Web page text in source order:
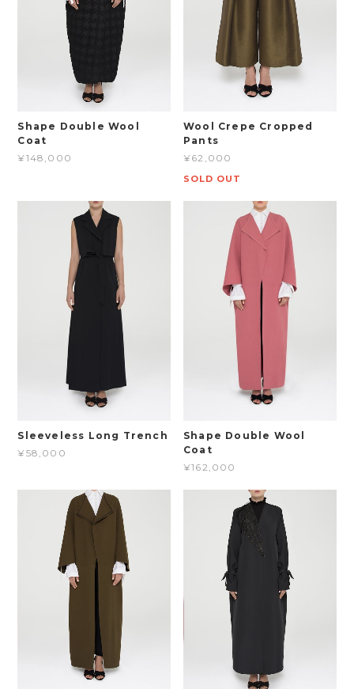
Shape Double Wool
Coat
¥148,000
Wool Crepe Cropped
Pants
¥62,000
SOLD OUT
Sleeveless Long Trench
¥58,000
Shape Double Wool
Coat
¥162,000